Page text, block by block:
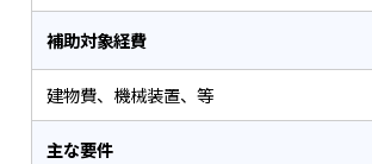
補助対象経費
建物費、機械装置、等
主な要件